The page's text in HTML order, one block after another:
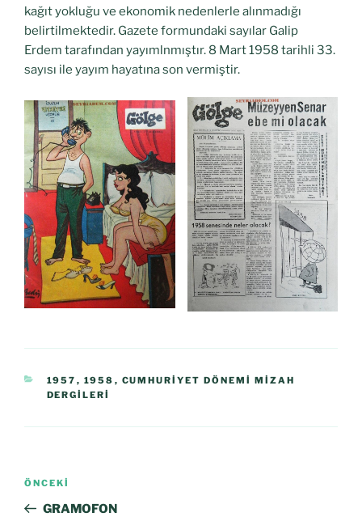
kağıt yokluğu ve ekonomik nedenlerle alınmadığı
belirtilmektedir. Gazete formundaki sayılar Galip
Erdem tarafından yayımlnmıştır. 8 Mart 1958 tarihli 33.
sayısı ile yayım hayatına son vermiştir.
1957 , 1958 , CUMHURIYET DÖNEMI MIZAH
DERGILERI
ÖNCEKI
GRAMOFON